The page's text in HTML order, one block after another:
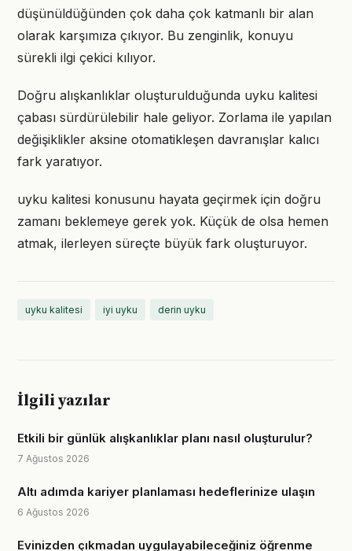
düşünüldüğünden çok daha çok katmanlı bir alan
olarak karşımıza çıkıyor. Bu zenginlik, konuyu
sürekli ilgi çekici kılıyor.
Doğru alışkanlıklar oluşturulduğunda uyku kalitesi
çabası sürdürülebilir hale geliyor. Zorlama ile yapılan
değişiklikler aksine otomatikleşen davranışlar kalıcı
fark yaratıyor.
uyku kalitesi konusunu hayata geçirmek için doğru
zamanı beklemeye gerek yok. Küçük de olsa hemen
atmak, ilerleyen süreçte büyük fark oluşturuyor.
uyku kalitesi iyi uyku derin uyku
İlgili yazılar
Etkili bir günlük alışkanlıklar planı nasıl oluşturulur?
7 Ağustos 2026
Altı adımda kariyer planlaması hedeflerinize ulaşın
6 Ağustos 2026
Evinizden çıkmadan uygulayabileceğiniz öğrenme